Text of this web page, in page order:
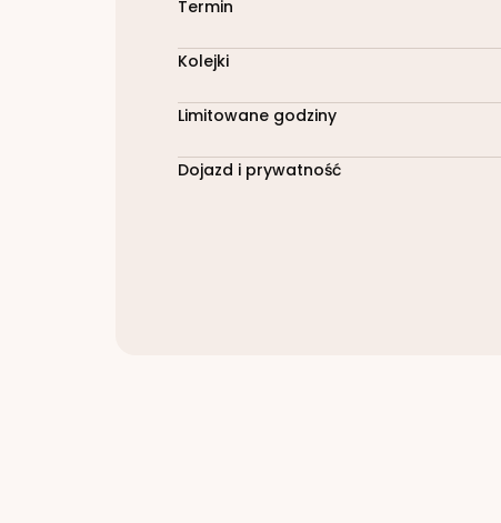
Termin
Kolejki
Limitowane godziny
Dojazd i prywatność